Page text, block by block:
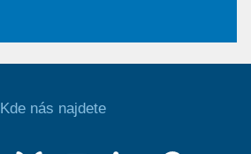
Kde nás najdete